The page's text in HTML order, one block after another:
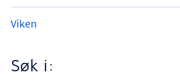
Viken
Søk i: